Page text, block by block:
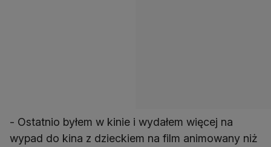
- Ostatnio byłem w kinie i wydałem więcej na
wypad do kina z dzieckiem na film animowany niż